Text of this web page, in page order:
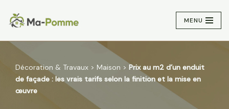
Aller
au
contenu
MENU
Décoration & Travaux > Maison > Prix au m2 d’un enduit
de façade : les vrais tarifs selon la finition et la mise en
œuvre